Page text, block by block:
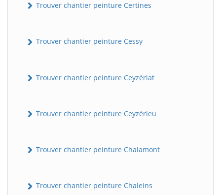
Trouver chantier peinture Certines
Trouver chantier peinture Cessy
Trouver chantier peinture Ceyzériat
Trouver chantier peinture Ceyzérieu
Trouver chantier peinture Chalamont
Trouver chantier peinture Chaleins